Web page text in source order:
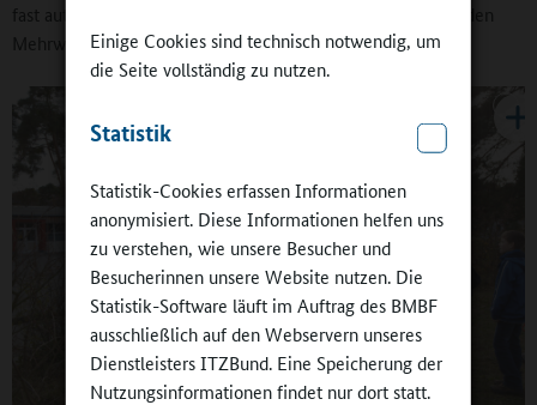
Einige Cookies sind technisch notwendig, um
die Seite vollständig zu nutzen.
Statistik
Statistik-Cookies erfassen Informationen
anonymisiert. Diese Informationen helfen uns
zu verstehen, wie unsere Besucher und
Besucherinnen unsere Website nutzen. Die
Statistik-Software läuft im Auftrag des BMBF
ausschließlich auf den Webservern unseres
Dienstleisters ITZBund. Eine Speicherung der
Nutzungsinformationen findet nur dort statt.
fast automatisch vor Ort sind, einen nicht zu unterschätzenden
Mehrwert darstellt.